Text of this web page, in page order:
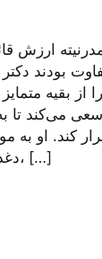
ارزش
بودند
از بقیه
می‌کند تا
کند. او به
دغدغه اصلی‌اش شده، […]